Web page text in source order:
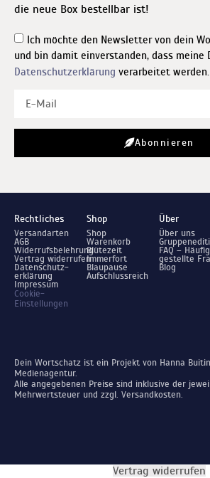
die neue Box bestellbar ist!
Ich möchte den Newsletter von dein
und bin damit einverstanden, dass meine
Datenschutzerklärung verarbeitet werden.
Abonnieren
Rechtliches
Versandarten
AGB
Widerrufsbelehrung
Vertrag widerrufen
Datenschutz­
erklärung
Impressum
Cookie-
Einstellungen
Shop
Shop
Warenkorb
Blütezeit
Immerfort
Blaupause
Aufschlussreich
Über
Über uns
FAQ – Häufig
gestellte
Blog
Dein Wortschatz ist ein Projekt von Hanna
Medienagentur.
Alle angegebenen Preise sind inklusive der
Mehrwertsteuer und zzgl. Versandkosten.
Vertrag widerrufen